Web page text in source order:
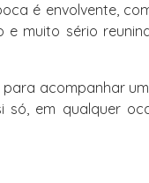
é envolvente,
e muito sério
acompanhar
em qualquer